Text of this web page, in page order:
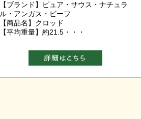
【ブランド】ピュア・サウス・ナチュラ
ル・アンガス・ビーフ
【商品名】クロッド
【平均重量】約21.5・・・